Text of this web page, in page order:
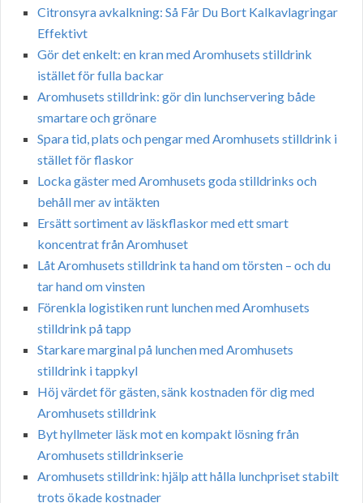
Citronsyra avkalkning: Så Får Du Bort Kalkavlagringar
Effektivt
Gör det enkelt: en kran med Aromhusets stilldrink
istället för fulla backar
Aromhusets stilldrink: gör din lunchservering både
smartare och grönare
Spara tid, plats och pengar med Aromhusets stilldrink i
stället för flaskor
Locka gäster med Aromhusets goda stilldrinks och
behåll mer av intäkten
Ersätt sortiment av läskflaskor med ett smart
koncentrat från Aromhuset
Låt Aromhusets stilldrink ta hand om törsten – och du
tar hand om vinsten
Förenkla logistiken runt lunchen med Aromhusets
stilldrink på tapp
Starkare marginal på lunchen med Aromhusets
stilldrink i tappkyl
Höj värdet för gästen, sänk kostnaden för dig med
Aromhusets stilldrink
Byt hyllmeter läsk mot en kompakt lösning från
Aromhusets stilldrinkserie
Aromhusets stilldrink: hjälp att hålla lunchpriset stabilt
trots ökade kostnader